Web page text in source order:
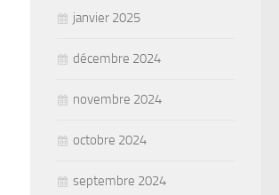
janvier 2025
décembre 2024
novembre 2024
octobre 2024
septembre 2024